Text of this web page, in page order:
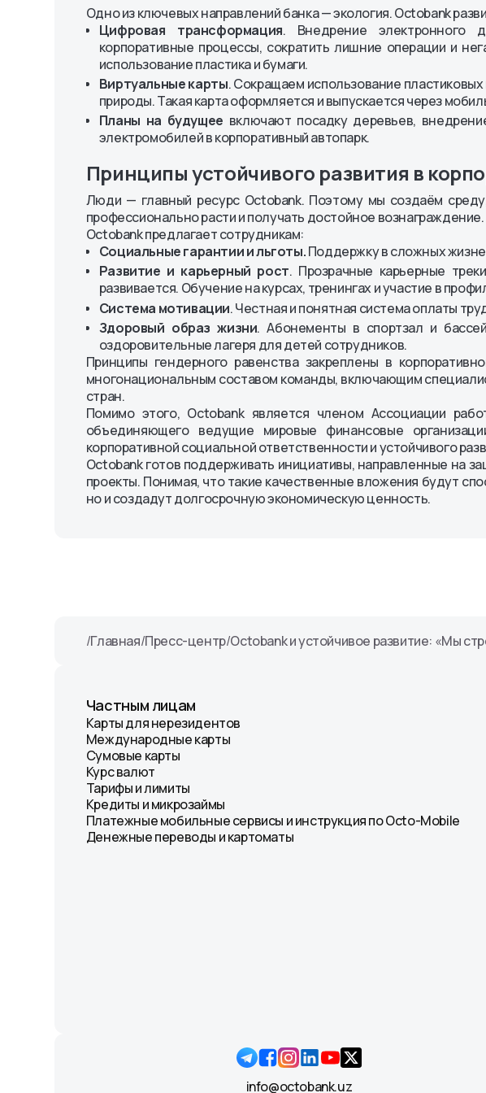
Octo-Mobile
Платежная система
OlmaPay
персональных данных АО
«Octobank»
Правила и регламенты
Комплаенс
Порядок обращения
клиентов
Одно из ключевых направлений банка — экология. Octobank
Цифровая трансформация. Внедрение электронного
корпоративные процессы, сократить лишние операции и
использование пластика и бумаги.
Виртуальные карты. Сокращаем использование
природы. Такая карта оформляется и выпускается через
Планы на будущее включают посадку деревьев,
электромобилей в корпоративный автопарк.
Принципы устойчивого развития в
Люди — главный ресурс Octobank. Поэтому мы создаём
профессионально расти и получать достойное вознаграждение.
Octobank предлагает сотрудникам:
Социальные гарантии и льготы.Поддержку в сложных
Развитие и карьерный рост. Прозрачные карьерные
развивается. Обучение на курсах, тренингах и участие в
Система мотивации. Честная и понятная система оплаты
Здоровый образ жизни. Абонементы в спортзал и
оздоровительные лагеря для детей сотрудников.
Принципы гендерного равенства закреплены в
многонациональным составом команды, включающим
стран.
Помимо этого, Octobank является членом Ассоциации
объединяющего ведущие мировые финансовые
корпоративной социальной ответственности и устойчивого
Octobank готов поддерживать инициативы, направленные на
проекты. Понимая, что такие качественные вложения будут
но и создадут долгосрочную экономическую ценность.
/Главная/Пресс-центр/Octobank и устойчивое развитие: «Мы
Частным лицам
Карты для нерезидентов
Международные карты
Сумовые карты
Курс валют
Тарифы и лимиты
Кредиты и микрозаймы
Платежные мобильные сервисы и инструкция по Octo-Mobile
Денежные переводы и картоматы
info@octobank.uz